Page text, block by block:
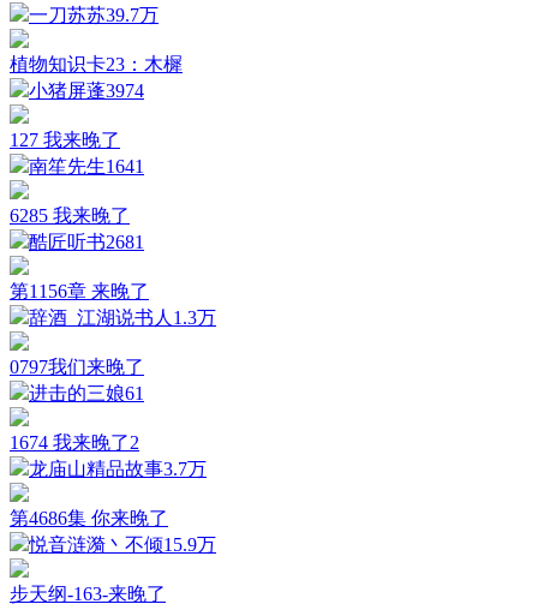
一刀苏苏39.7万
植物知识卡23：木樨
小猪屏蓬3974
127 我来晚了
南笙先生1641
6285 我来晚了
酷匠听书2681
第1156章 来晚了
辞酒_江湖说书人 1.3万
0797我们来晚了
进击的三娘61
1674 我来晚了2
龙庙山精品故事3.7万
第4686集 你来晚了
悦音涟漪丶不倾15.9万
步天纲-163-来晚了